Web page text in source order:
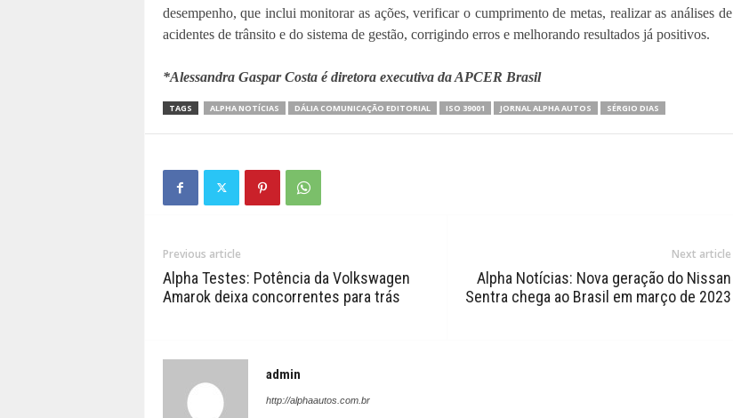
desempenho, que inclui monitorar as ações, verificar o cumprimento de metas, realizar as análises de
acidentes de trânsito e do sistema de gestão, corrigindo erros e melhorando resultados já positivos.
*Alessandra Gaspar Costa é diretora executiva da APCER Brasil
TAGS ALPHA NOTÍCIAS DÁLIA COMUNICAÇÃO EDITORIAL ISO 39001 JORNAL ALPHA AUTOS SÉRGIO DIAS
Previous article
Alpha Testes: Potência da Volkswagen
Amarok deixa concorrentes para trás
Next article
Alpha Notícias: Nova geração do Nissan
Sentra chega ao Brasil em março de 2023
admin
http://alphaautos.com.br